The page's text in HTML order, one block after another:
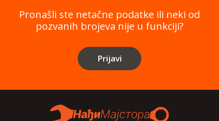
Pronašli ste netačne podatke ili neki od
pozvanih brojeva nije u funkciji?
Prijavi